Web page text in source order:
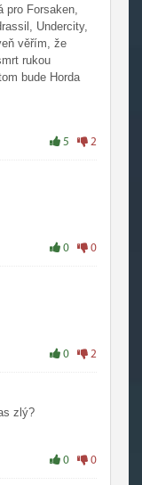
Forsaken,
Undercity,
věřím, že
rukou
bude Horda
5 2
0 0
0 2
zlý?
0 0